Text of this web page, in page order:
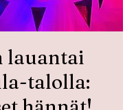
lauantai
talolla: